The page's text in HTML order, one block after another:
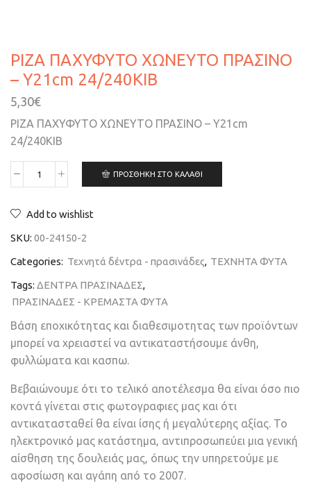
ΡΙΖΑ ΠΑΧΥΦΥΤΟ ΧΩΝΕΥΤΟ ΠΡΑΣΙΝΟ
– Y21cm 24/240ΚIB
5,30€
ΡΙΖΑ ΠΑΧΥΦΥΤΟ ΧΩΝΕΥΤΟ ΠΡΑΣΙΝΟ – Y21cm
24/240ΚIB
ΠΡΟΣΘΉΚΗ ΣΤΟ ΚΑΛΆΘΙ
Add to wishlist
SKU: 00-24150-2
Categories: Τεχνητά δέντρα - πρασινάδες, ΤΕΧΝΗΤΑ ΦΥΤΑ
Tags: ΔΕΝΤΡΑ ΠΡΑΣΙΝΑΔΕΣ,
ΠΡΑΣΙΝΑΔΕΣ - ΚΡΕΜΑΣΤΑ ΦΥΤΑ
Βάση εποχικότητας και διαθεσιμοτητας των προϊόντων
μπορεί να χρειαστεί να αντικαταστήσουμε άνθη,
φυλλώματα και κασπω.
Βεβαιώνουμε ότι το τελικό αποτέλεσμα θα είναι όσο πιο
κοντά γίνεται στις φωτογραφιες μας και ότι
αντικατασταθεί θα είναι ίσης ή μεγαλύτερης αξίας. Το
ηλεκτρονικό μας κατάστημα, αντιπροσωπεύει μια γενική
αίσθηση της δουλειάς μας, όπως την υπηρετούμε με
αφοσίωση και αγάπη από το 2007.